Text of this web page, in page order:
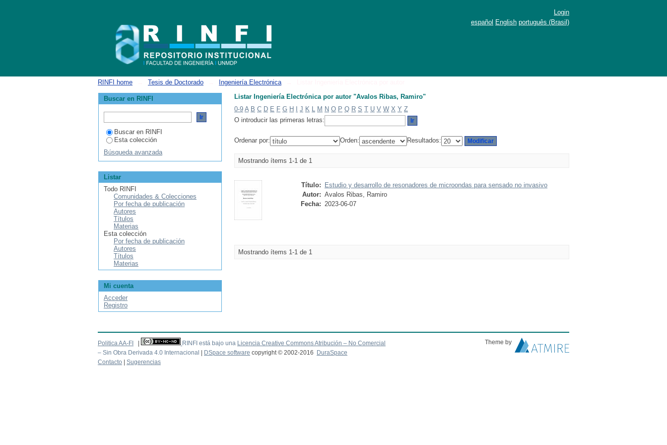
Login
español English português (Brasil)
RINFI home Tesis de Doctorado Ingeniería Electrónica
Listar Ingeniería Electrónica por autor "Avalos Ribas, Ramiro"
0-9 A B C D E F G H J K L M N O P Q R S T U V W X Y Z
O introducir las primeras letras:
Ordenar por: Orden: Resultados:
Mostrando ítems 1-1 de 1
Título:
Estudio y desarrollo de resonadores de microondas para sensado no invasivo
Autor: Avalos Ribas, Ramiro
Fecha: 2023-06-07
Mostrando ítems 1-1 de 1
Buscar en RINFI
Buscar en RINFI
Esta colección
Búsqueda avanzada
Listar
Todo RINFI
Comunidades & Colecciones
Por fecha de publicación
Autores
Títulos
Materias
Esta colección
Por fecha de publicación
Autores
Títulos
Materias
Mi cuenta
Acceder
Registro
Politica AA-FI RINFI está bajo una Licencia Creative Commons Atribución – No Comercial
– Sin Obra Derivada 4.0 Internacional
DSpace software copyright © 2002-2016 DuraSpace
Theme by
Contacto Sugerencias